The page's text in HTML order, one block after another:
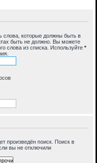
слова, которые должны быть в
быть не должно. Вы можете
слова из списка. Используйте *
произведён поиск. Поиск в
вы не отключили